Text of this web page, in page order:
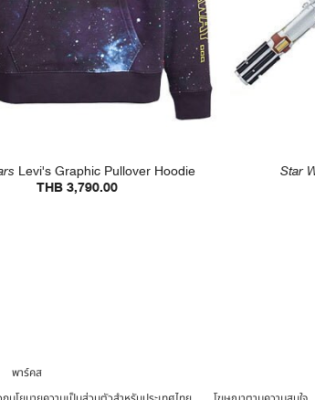
Levi's Graphic Pullover Hoodie
THB 3,790.00
Star
พาร์คส